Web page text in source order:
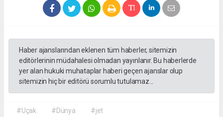
Haber ajanslarından eklenen tüm haberler, sitemizin
editörlerinin müdahalesi olmadan yayınlanır. Bu haberlerde
yer alan hukuki muhataplar haberi geçen ajanslar olup
sitemizin hiç bir editörü sorumlu tutulamaz...
#Uçak #Dünya #jet